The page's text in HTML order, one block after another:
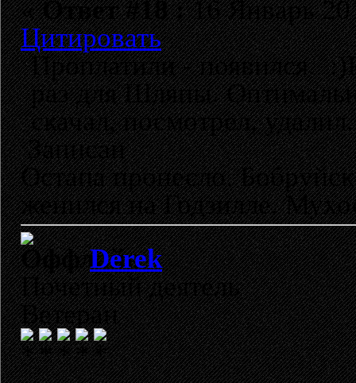
«Ответ #18 :16 Январь
Цитировать
Проплатили - появился.
раз для Шляпы.
скачал, посмотрел, удалил.
Записан
Остапа пронесло.
женился на Годзилле.
Derek
Почетный деятель
Ветеран